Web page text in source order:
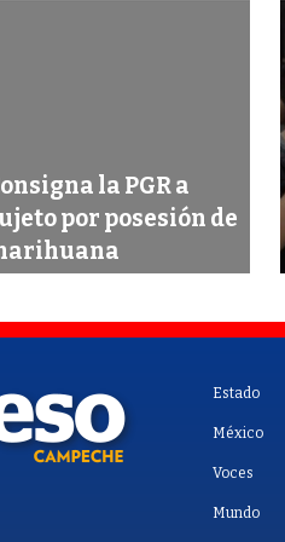
la PGR a
por posesión de
Estado
México
Voces
Mundo